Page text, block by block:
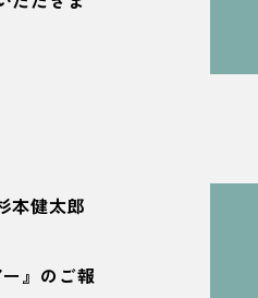
本健太郎
』のご報